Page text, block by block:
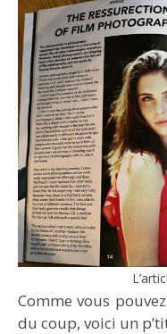
Comme vous
du coup, voici un